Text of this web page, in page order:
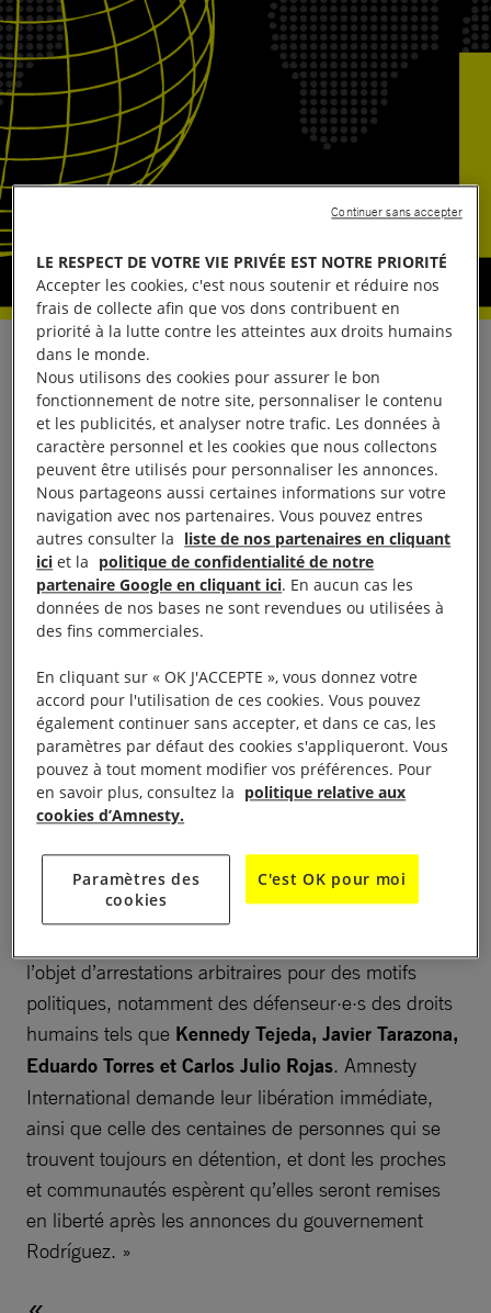
Après la remise en liberté, jeudi 8 janvier 2026, d’un
petit nombre de personnes qui se trouvaient en
détention arbitraire au Venezuela, sur le millier de
personnes arrêtées pour des motifs politiques (selon
des organisations locales de la société civile), qui
incluaient la prisonnière d’opinion Rocío San Miguel
et des ressortissant·e·s espagnols tels que
Jose María Basoa et Andrés Martínez, mais aussi le
responsable politique Enrique Márquez et le
journaliste Biagio Pilieri, Ana Piquer, directrice pour
les Amériques à Amnesty International, a déclaré :
« La fin de chaque détention arbitraire est un
soulagement nécessaire et attendu pour les victimes
ayant été libérées. Le fait que des personnes
injustement maintenues en détention, comme la
prisonnière d’opinion Rocío San Miguel, aient pu
retrouver leurs proches est une bonne nouvelle. Ces
libérations n’en sont pas moins insuffisantes, étant
l’objet d’arrestations arbitraires pour des motifs
politiques, notamment des défenseur·e·s des droits
humains tels que Kennedy Tejeda, Javier Tarazona,
Eduardo Torres et Carlos Julio Rojas. Amnesty
International demande leur libération immédiate,
ainsi que celle des centaines de personnes qui se
trouvent toujours en détention, et dont les proches
et communautés espèrent qu’elles seront remises
en liberté après les annonces du gouvernement
Rodríguez. »
LE RESPECT DE VOTRE VIE PRIVÉE EST NOTRE PRIORITÉ
Accepter les cookies, c'est nous soutenir et réduire nos
frais de collecte afin que vos dons contribuent en
priorité à la lutte contre les atteintes aux droits humains
dans le monde.
Nous utilisons des cookies pour assurer le bon
fonctionnement de notre site, personnaliser le contenu
et les publicités, et analyser notre trafic. Les données à
caractère personnel et les cookies que nous collectons
peuvent être utilisés pour personnaliser les annonces.
Nous partageons aussi certaines informations sur votre
navigation avec nos partenaires. Vous pouvez entres
autres consulter la liste de nos partenaires en cliquant
ici et la politique de confidentialité de notre
partenaire Google en cliquant ici. En aucun cas les
données de nos bases ne sont revendues ou utilisées à
des fins commerciales.
En cliquant sur « OK J'ACCEPTE », vous donnez votre
accord pour l'utilisation de ces cookies. Vous pouvez
également continuer sans accepter, et dans ce cas, les
paramètres par défaut des cookies s'appliqueront. Vous
pouvez à tout moment modifier vos préférences. Pour
en savoir plus, consultez la politique relative aux
cookies d’Amnesty.
Paramètres des
cookies
C'est OK pour moi
Continuer sans accepter